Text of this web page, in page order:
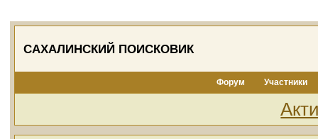
САХАЛИНСКИЙ ПОИСКОВИК
Форум Участники